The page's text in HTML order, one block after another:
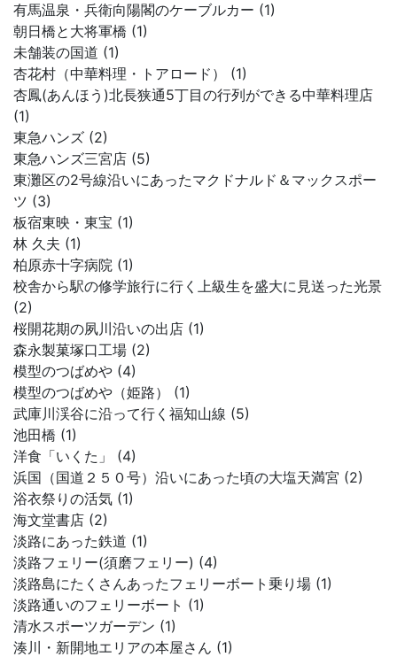
有馬温泉・兵衛向陽閣のケーブルカー (1)
朝日橋と大将軍橋 (1)
未舗装の国道 (1)
杏花村（中華料理・トアロード） (1)
杏鳳(あんほう)北長狭通5丁目の行列ができる中華料理店
(1)
東急ハンズ (2)
東急ハンズ三宮店 (5)
東灘区の2号線沿いにあったマクドナルド＆マックスポー
ツ (3)
板宿東映・東宝 (1)
林 久夫 (1)
柏原赤十字病院 (1)
校舎から駅の修学旅行に行く上級生を盛大に見送った光景
(2)
桜開花期の夙川沿いの出店 (1)
森永製菓塚口工場 (2)
模型のつばめや (4)
模型のつばめや（姫路） (1)
武庫川渓谷に沿って行く福知山線 (5)
池田橋 (1)
洋食「いくた」 (4)
浜国（国道２５０号）沿いにあった頃の大塩天満宮 (2)
浴衣祭りの活気 (1)
海文堂書店 (2)
淡路にあった鉄道 (1)
淡路フェリー(須磨フェリー) (4)
淡路島にたくさんあったフェリーボート乗り場 (1)
淡路通いのフェリーボート (1)
清水スポーツガーデン (1)
湊川・新開地エリアの本屋さん (1)